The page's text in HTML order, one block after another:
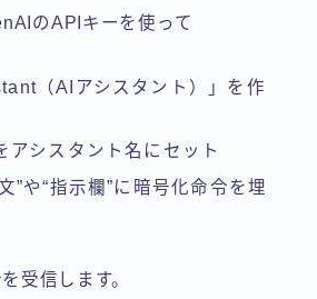
のAPIキーを使って
（AIアシスタント）」を作
アシスタント名にセット
”や“指示欄”に暗号化命令を埋
受信します。